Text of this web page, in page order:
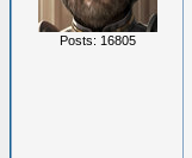
Posts: 16805